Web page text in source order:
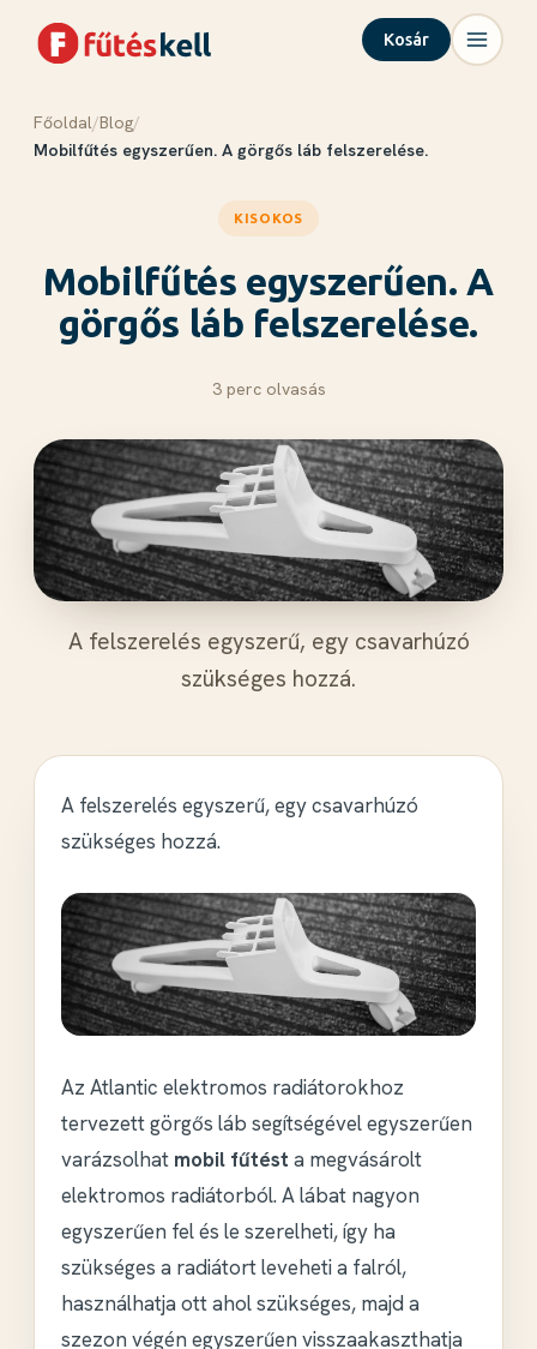
Kosár
Menü
Tudástár
Blog
Kapcsolat
Kosár megnyitása →
Kosár
Főoldal/Blog/
Mobilfűtés egyszerűen. A görgős láb felszerelése.
KISOKOS
Mobilfűtés egyszerűen. A
görgős láb felszerelése.
3 perc olvasás
A felszerelés egyszerű, egy csavarhúzó
szükséges hozzá.
A felszerelés egyszerű, egy csavarhúzó
szükséges hozzá.
Az Atlantic elektromos radiátorokhoz
tervezett görgős láb segítségével egyszerűen
varázsolhat mobil fűtést a megvásárolt
elektromos radiátorból. A lábat nagyon
egyszerűen fel és le szerelheti, így ha
szükséges a radiátort leveheti a falról,
használhatja ott ahol szükséges, majd a
szezon végén egyszerűen visszaakaszthatja